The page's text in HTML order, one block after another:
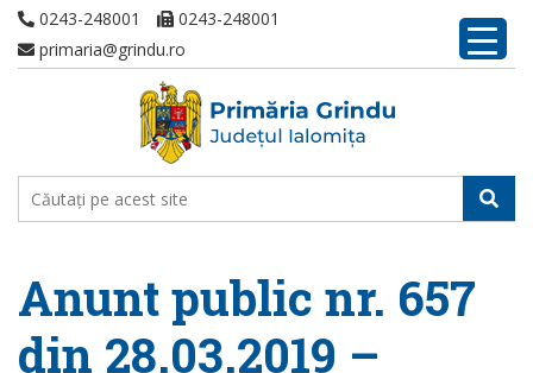
0243-248001
0243-248001
primaria@grindu.ro
Anunt public nr. 657
din 28.03.2019 –